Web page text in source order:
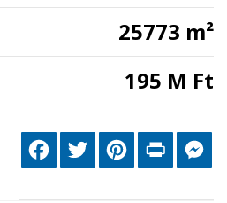
25773 m²
195 M Ft
FacebookTwitter PinterestPrint